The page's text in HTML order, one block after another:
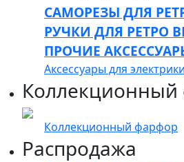
САМОРЕЗЫ ДЛЯ
РУЧКИ ДЛЯ РЕТРО
ПРОЧИЕ
Аксессуары для электрики
Коллекционный фарфор
Распродажа